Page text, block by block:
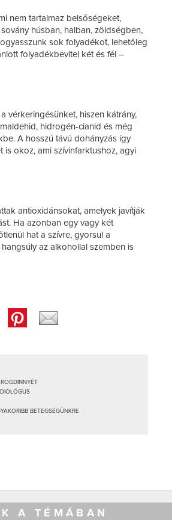
nem tartalmaz belsőségeket,
húsban, halban, zöldségben,
sok folyadékot, lehetőleg
folyadékbevitel két és fél –
vérkeringésünket, hiszen kátrány,
hidrogén-cianid és még
A hosszú távú dohányzás így
is okoz, ami szívinfarktushoz, agyi
antioxidánsokat, amelyek javítják
Ha azonban egy vagy két
hat a szívre, gyorsul a
az alkohollal szemben is
BETEGSÉGÜNKRE
A TÉMÁBAN